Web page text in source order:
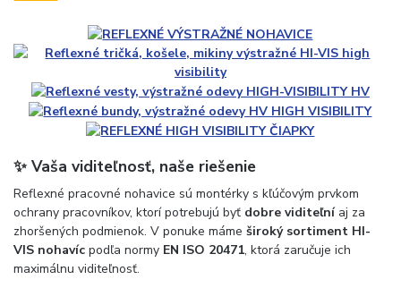
✨ Vaša viditeľnosť, naše riešenie
Reflexné pracovné nohavice sú montérky s kľúčovým prvkom
ochrany pracovníkov, ktorí potrebujú byť dobre viditeľníaj za
zhoršených podmienok. V ponuke máme široký sortiment HI-
VIS nohavíc podľa normy EN ISO 20471, ktorá zaručuje ich
maximálnu viditeľnosť.